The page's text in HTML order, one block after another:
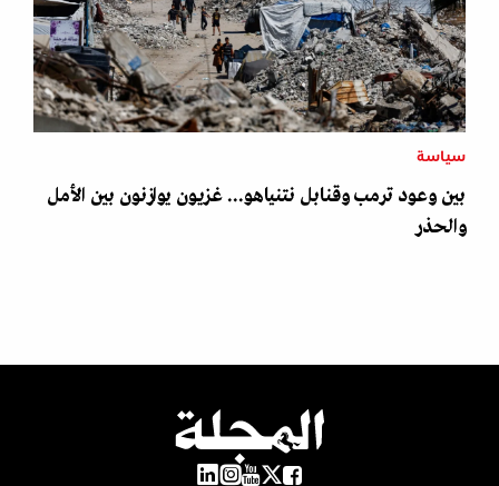
سياسة
بين وعود ترمب وقنابل نتنياهو... غزيون يوازنون بين الأمل
والحذر